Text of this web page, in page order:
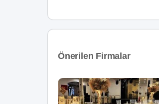
Önerilen Firmalar